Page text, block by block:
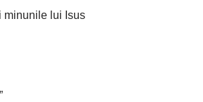
minunile lui Isus